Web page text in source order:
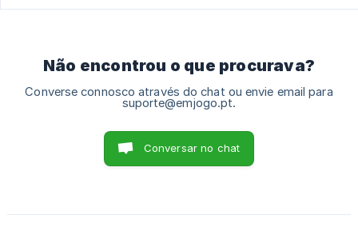
Não encontrou o que procurava?
Converse connosco através do chat ou envie email para
suporte@emjogo.pt.
Conversar no chat